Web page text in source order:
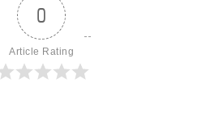
0
Article Rating